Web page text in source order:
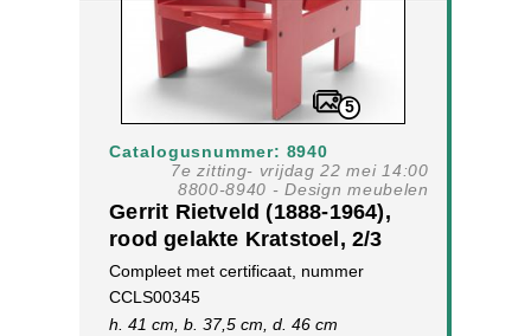
5
Catalogusnummer: 8940
7e zitting- vrijdag 22 mei 14:00
8800-8940 - Design meubelen
Gerrit Rietveld (1888-1964),
rood gelakte Kratstoel, 2/3
model, ontwerp 1934,
uitvoering Rietveld by
Rietveld, 2007
Compleet met certificaat, nummer
CCLS00345
h. 41 cm, b. 37,5 cm, d. 46 cm